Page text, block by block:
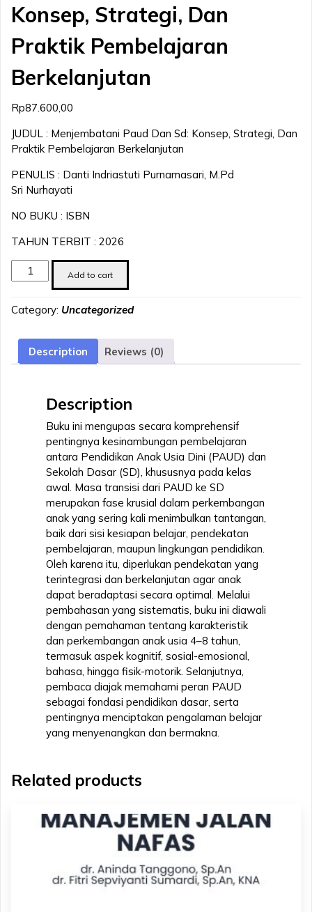
Konsep, Strategi, Dan
Praktik Pembelajaran
Berkelanjutan
Rp87.600,00
JUDUL : Menjembatani Paud Dan Sd: Konsep, Strategi, Dan
Praktik Pembelajaran Berkelanjutan
PENULIS : Danti Indriastuti Purnamasari, M.Pd
Sri Nurhayati
NO BUKU : ISBN
TAHUN TERBIT : 2026
Menjembatani
Paud
Sd:
Strategi,
Dan
Berkelanjutan
quantity
Add to cart
Category: Uncategorized
Description Reviews (0)
Description
Buku ini mengupas secara komprehensif
pentingnya kesinambungan pembelajaran
antara Pendidikan Anak Usia Dini (PAUD) dan
Sekolah Dasar (SD), khususnya pada kelas
awal. Masa transisi dari PAUD ke SD
merupakan fase krusial dalam perkembangan
anak yang sering kali menimbulkan tantangan,
baik dari sisi kesiapan belajar, pendekatan
pembelajaran, maupun lingkungan pendidikan.
Oleh karena itu, diperlukan pendekatan yang
terintegrasi dan berkelanjutan agar anak
dapat beradaptasi secara optimal. Melalui
pembahasan yang sistematis, buku ini diawali
dengan pemahaman tentang karakteristik
dan perkembangan anak usia 4–8 tahun,
termasuk aspek kognitif, sosial-emosional,
bahasa, hingga fisik-motorik. Selanjutnya,
pembaca diajak memahami peran PAUD
sebagai fondasi pendidikan dasar, serta
pentingnya menciptakan pengalaman belajar
yang menyenangkan dan bermakna.
Related products